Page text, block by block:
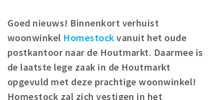
Winkels
Winkelgebieden
Parkeren
Bezienswaardigheden
Goed nieuws! Binnenkort verhuist
woonwinkel Homestock vanuit het oude
postkantoor naar de Houtmarkt. Daarmee is
de laatste lege zaak in de Houtmarkt
opgevuld met deze prachtige woonwinkel!
Homestock zal zich vestigen in het